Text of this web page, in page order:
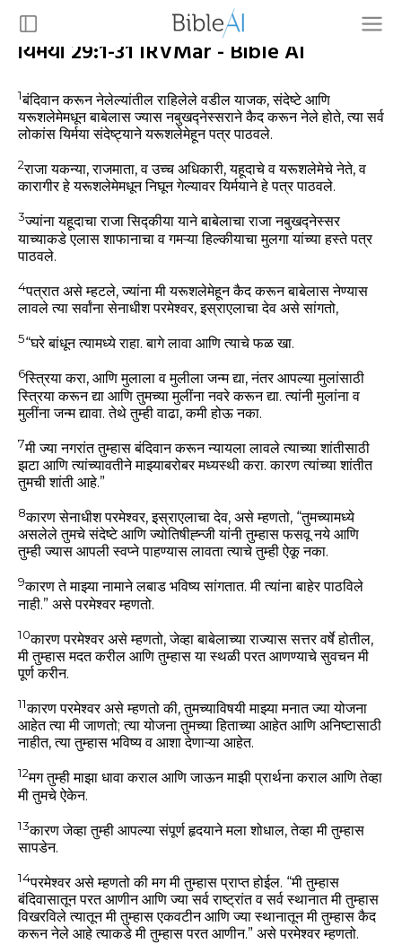
यिर्मया 29:1-31 IRVMar - Bible AI
1बंदिवान करून नेलेल्यांतील राहिलेले वडील याजक, संदेष्टे आणि
यरूशलेमेमधून बाबेलास ज्यास नबुखद्नेस्सराने कैद करून नेले होते, त्या सर्व
लोकांस यिर्मया संदेष्ट्याने यरूशलेमेहून पत्र पाठवले.
2राजा यकन्या, राजमाता, व उच्च अधिकारी, यहूदाचे व यरूशलेमेचे नेते, व
कारागीर हे यरूशलेमेमधून निघून गेल्यावर यिर्मयाने हे पत्र पाठवले.
3ज्यांना यहूदाचा राजा सिद्कीया याने बाबेलाचा राजा नबुखद्नेस्सर
याच्याकडे एलास शाफानाचा व गमऱ्या हिल्कीयाचा मुलगा यांच्या हस्ते पत्र
पाठवले.
4पत्रात असे म्हटले, ज्यांना मी यरूशलेमेहून कैद करून बाबेलास नेण्यास
लावले त्या सर्वांना सेनाधीश परमेश्वर, इस्राएलाचा देव असे सांगतो,
5“घरे बांधून त्यामध्ये राहा. बागे लावा आणि त्याचे फळ खा.
6स्त्रिया करा, आणि मुलाला व मुलीला जन्म द्या, नंतर आपल्या मुलांसाठी
स्त्रिया करून द्या आणि तुमच्या मुलींना नवरे करून द्या. त्यांनी मुलांना व
मुलींना जन्म द्यावा. तेथे तुम्ही वाढा, कमी होऊ नका.
7मी ज्या नगरांत तुम्हास बंदिवान करून न्यायला लावले त्याच्या शांतीसाठी
झटा आणि त्यांच्यावतीने माझ्याबरोबर मध्यस्थी करा. कारण त्यांच्या शांतीत
तुमची शांती आहे.”
8कारण सेनाधीश परमेश्वर, इस्राएलाचा देव, असे म्हणतो, “तुमच्यामध्ये
असलेले तुमचे संदेष्टे आणि ज्योतिषीह्न्जी यांनी तुम्हास फसवू नये आणि
तुम्ही ज्यास आपली स्वप्ने पाहण्यास लावता त्याचे तुम्ही ऐकू नका.
9कारण ते माझ्या नामाने लबाड भविष्य सांगतात. मी त्यांना बाहेर पाठविले
नाही.” असे परमेश्वर म्हणतो.
10कारण परमेश्वर असे म्हणतो, जेव्हा बाबेलाच्या राज्यास सत्तर वर्षे होतील,
मी तुम्हास मदत करील आणि तुम्हास या स्थळी परत आणण्याचे सुवचन मी
पूर्ण करीन.
11कारण परमेश्वर असे म्हणतो की, तुमच्याविषयी माझ्या मनात ज्या योजना
आहेत त्या मी जाणतो; त्या योजना तुमच्या हिताच्या आहेत आणि अनिष्टासाठी
नाहीत, त्या तुम्हास भविष्य व आशा देणाऱ्या आहेत.
12मग तुम्ही माझा धावा कराल आणि जाऊन माझी प्रार्थना कराल आणि तेव्हा
मी तुमचे ऐकेन.
13कारण जेव्हा तुम्ही आपल्या संपूर्ण हृदयाने मला शोधाल, तेव्हा मी तुम्हास
सापडेन.
14परमेश्वर असे म्हणतो की मग मी तुम्हास प्राप्त होईल. “मी तुम्हास
बंदिवासातून परत आणीन आणि ज्या सर्व राष्ट्रांत व सर्व स्थानात मी तुम्हास
विखरविले त्यातून मी तुम्हास एकवटीन आणि ज्या स्थानातून मी तुम्हास कैद
करून नेले आहे त्याकडे मी तुम्हास परत आणीन.” असे परमेश्वर म्हणतो.